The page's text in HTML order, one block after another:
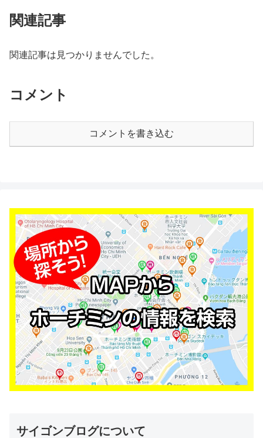
関連記事
関連記事は見つかりませんでした。
コメント
コメントを書き込む
サイゴンブログについて